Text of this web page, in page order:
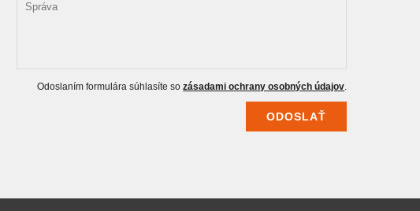
Odoslaním formulára súhlasíte sozásadami ochrany osobných údajov.
ODOSLAŤ